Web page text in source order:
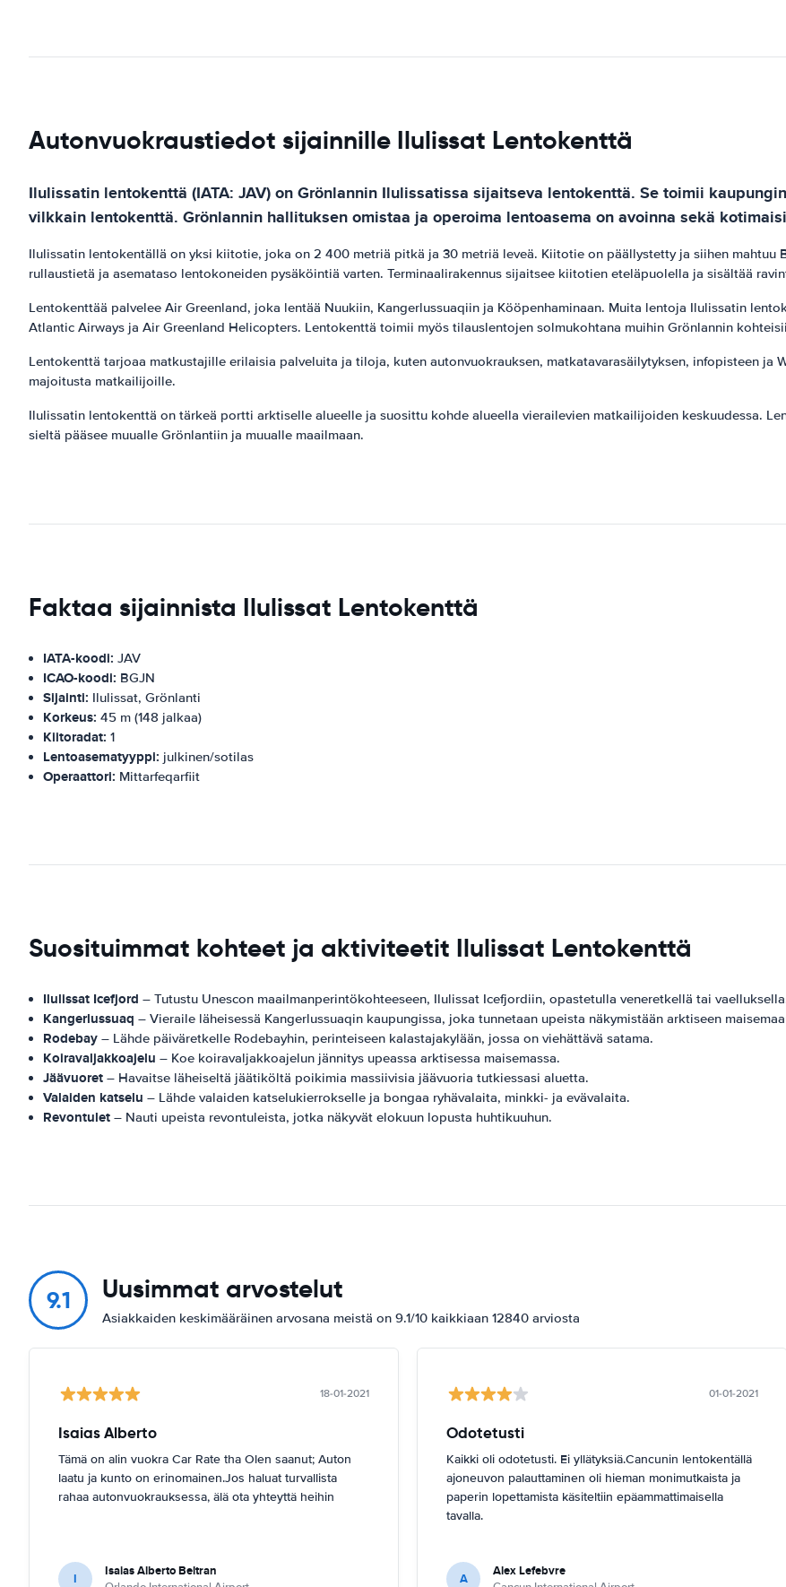
Autonvuokraustiedot sijainnille Ilulissat Lentokenttä
Ilulissatin lentokenttä (IATA: JAV) on Grönlannin Ilulissatissa sijaitseva lentokenttä. Se toimii
vilkkain lentokenttä. Grönlannin hallituksen omistaa ja operoima lentoasema on avoinna sekä
Ilulissatin lentokentällä on yksi kiitotie, joka on 2 400 metriä pitkä ja 30 metriä leveä. Kiitotie on päällystetty ja siihen
rullaustietä ja asemataso lentokoneiden pysäköintiä varten. Terminaalirakennus sijaitsee kiitotien eteläpuolella ja sisältää
Lentokenttää palvelee Air Greenland, joka lentää Nuukiin, Kangerlussuaqiin ja Kööpenhaminaan. Muita lentoja Ilulissatin
Atlantic Airways ja Air Greenland Helicopters. Lentokenttä toimii myös tilauslentojen solmukohtana muihin Grönlannin
Lentokenttä tarjoaa matkustajille erilaisia ​​palveluita ja tiloja, kuten autonvuokrauksen, matkatavarasäilytyksen, infopisteen ja
majoitusta matkailijoille.
Ilulissatin lentokenttä on tärkeä portti arktiselle alueelle ja suosittu kohde alueella vierailevien matkailijoiden keskuudessa.
sieltä pääsee muualle Grönlantiin ja muualle maailmaan.
Faktaa sijainnista Ilulissat Lentokenttä
IATA-koodi: JAV
ICAO-koodi: BGJN
Sijainti: Ilulissat, Grönlanti
Korkeus: 45 m (148 jalkaa)
Kiitoradat: 1
Lentoasematyyppi: julkinen/sotilas
Operaattori: Mittarfeqarfiit
Suosituimmat kohteet ja aktiviteetit Ilulissat Lentokenttä
Ilulissat Icefjord – Tutustu Unescon maailmanperintökohteeseen, Ilulissat Icefjordiin, opastetulla veneretkellä tai
Kangerlussuaq – Vieraile läheisessä Kangerlussuaqin kaupungissa, joka tunnetaan upeista näkymistään arktiseen
Rodebay – Lähde päiväretkelle Rodebayhin, perinteiseen kalastajakylään, jossa on viehättävä satama.
Koiravaljakkoajelu – Koe koiravaljakkoajelun jännitys upeassa arktisessa maisemassa.
Jäävuoret – Havaitse läheiseltä jäätiköltä poikimia massiivisia jäävuoria tutkiessasi aluetta.
Valaiden katselu – Lähde valaiden katselukierrokselle ja bongaa ryhävalaita, minkki- ja evävalaita.
Revontulet – Nauti upeista revontuleista, jotka näkyvät elokuun lopusta huhtikuuhun.
9.1 Uusimmat arvostelut
Asiakkaiden keskimääräinen arvosana meistä on 9.1/10 kaikkiaan 12840 arviosta
18-01-2021
Isaias Alberto
Tämä on alin vuokra Car Rate tha Olen saanut; Auton
laatu ja kunto on erinomainen.Jos haluat turvallista
rahaa autonvuokrauksessa, älä ota yhteyttä heihin
I Isaias Alberto Beltran
01-01-2021
Odotetusti
Kaikki oli odotetusti. Ei yllätyksiä.Cancunin lentokentällä
ajoneuvon palauttaminen oli hieman monimutkaista ja
paperin lopettamista käsiteltiin epäammattimaisella
tavalla.
A Alex Lefebvre